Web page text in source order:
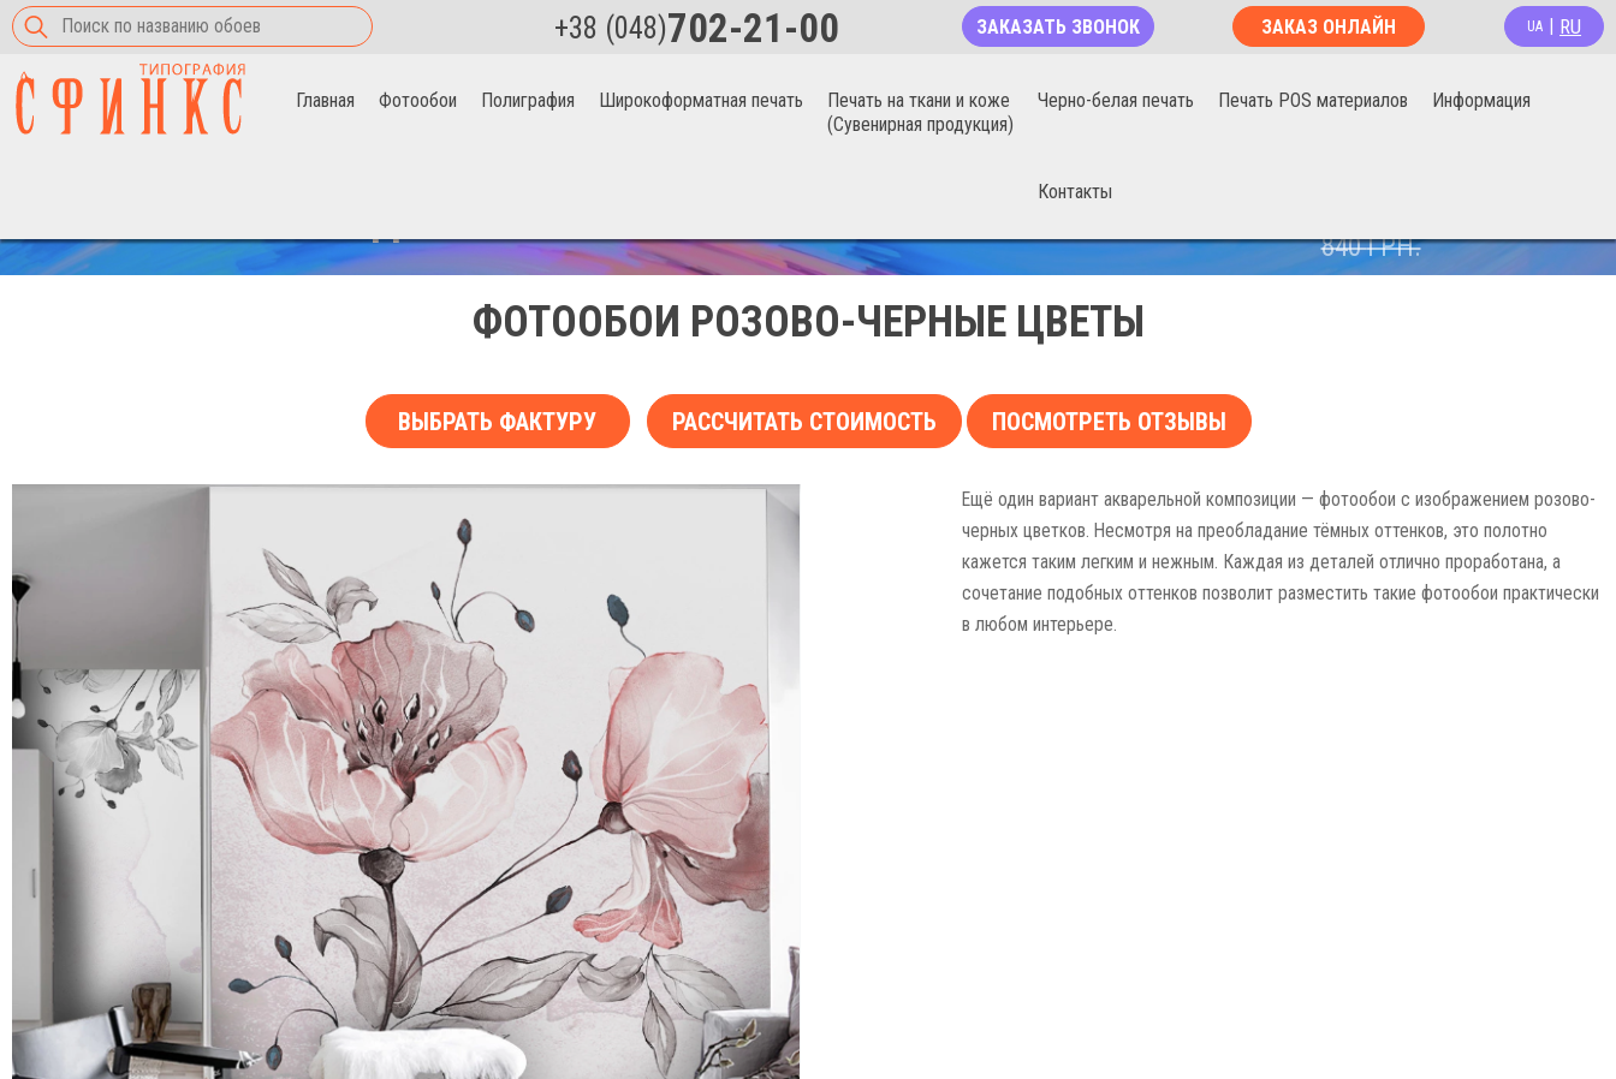
+38 (048)702-21-00 ЗАКАЗАТЬ ЗВОНОК ЗАКАЗ ОНЛАЙН UA RU
Главная Фотообои Полиграфия Широкоформатная печать
Печать на ткани и коже
(Сувенирная продукция)
Черно-белая печать Печать POS материалов Информация
Контакты
840ГРН.
ФОТООБОИ РОЗОВО-ЧЕРНЫЕ ЦВЕТЫ
ВЫБРАТЬ ФАКТУРУ РАССЧИТАТЬ СТОИМОСТЬ ПОСМОТРЕТЬ ОТЗЫВЫ
Ещё один вариант акварельной композиции — фотообои с изображением розово-
черных цветков. Несмотря на преобладание тёмных оттенков, это полотно
кажется таким легким и нежным. Каждая из деталей отлично проработана, а
сочетание подобных оттенков позволит разместить такие фотообои практически
в любом интерьере.